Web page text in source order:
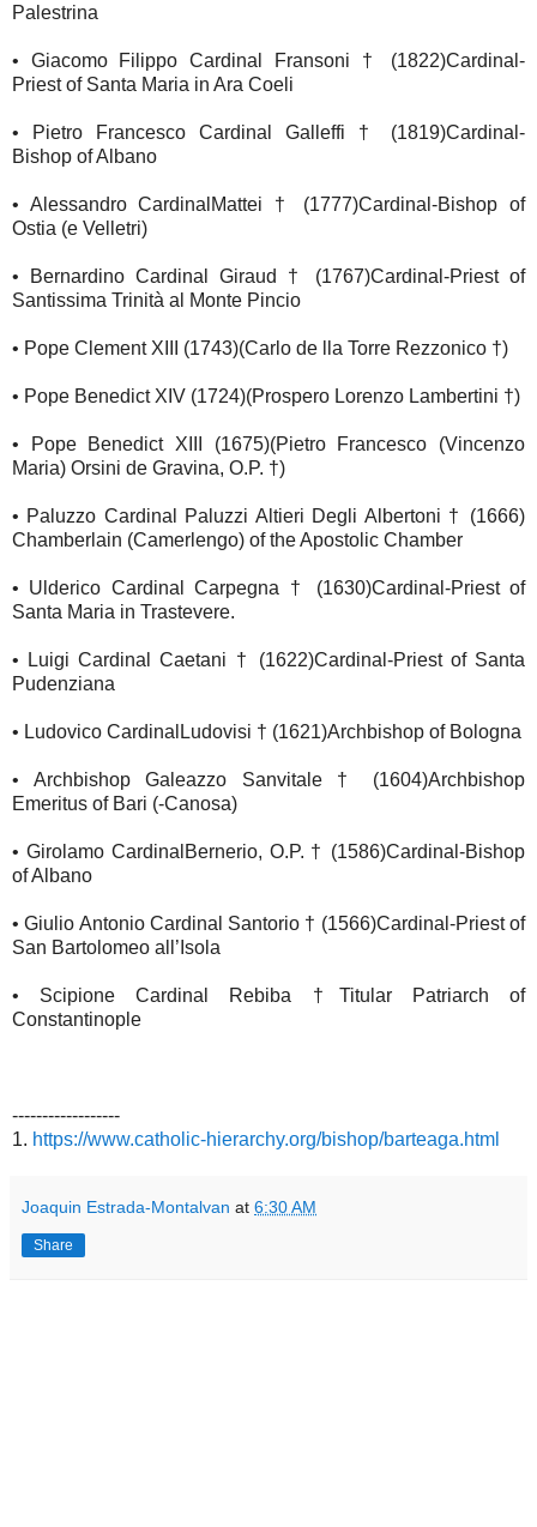
Palestrina
• Giacomo Filippo Cardinal Fransoni † (1822) Cardinal-
Priest of Santa Maria in Ara Coeli
• Pietro Francesco Cardinal Galleffi † (1819) Cardinal-
Bishop of Albano
• Alessandro CardinalMattei † (1777) Cardinal-Bishop of
Ostia (e Velletri)
• Bernardino Cardinal Giraud † (1767) Cardinal-Priest of
Santissima Trinità al Monte Pincio
• Pope Clement XIII (1743) (Carlo de lla Torre Rezzonico †)
• Pope Benedict XIV (1724) (Prospero Lorenzo Lambertini †)
• Pope Benedict XIII (1675) (Pietro Francesco (Vincenzo
Maria) Orsini de Gravina, O.P. †)
• Paluzzo Cardinal Paluzzi Altieri Degli Albertoni † (1666)
Chamberlain (Camerlengo) of the Apostolic Chamber
• Ulderico Cardinal Carpegna † (1630) Cardinal-Priest of
Santa Maria in Trastevere.
• Luigi Cardinal Caetani † (1622) Cardinal-Priest of Santa
Pudenziana
• Ludovico CardinalLudovisi † (1621) Archbishop of Bologna
• Archbishop Galeazzo Sanvitale † (1604) Archbishop
Emeritus of Bari (-Canosa)
• Girolamo CardinalBernerio, O.P. † (1586) Cardinal-Bishop
of Albano
• Giulio Antonio Cardinal Santorio † (1566) Cardinal-Priest of
San Bartolomeo all’Isola
• Scipione Cardinal Rebiba † Titular Patriarch of
Constantinople
------------------
1. https://www.catholic-hierarchy.org/bishop/barteaga.html
Joaquin Estrada-Montalvan at 6:30 AM
Share